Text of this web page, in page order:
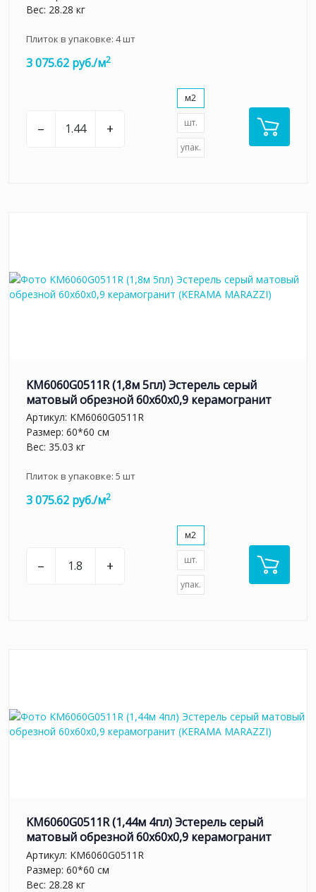
Вес: 28.28 кг
Плиток в упаковке: 4шт
3 075.62 руб./м2
– +
м2
шт.
упак.
KM6060G0511R (1,8м 5пл) Эстерель серый
матовый обрезной 60x60x0,9 керамогранит
Артикул: KM6060G0511R
Размер: 60*60 см
Вес: 35.03 кг
Плиток в упаковке: 5 шт
3 075.62 руб./м2
– +
м2
шт.
упак.
KM6060G0511R (1,44м 4пл) Эстерель серый
матовый обрезной 60x60x0,9 керамогранит
Артикул: KM6060G0511R
Размер: 60*60 см
Вес: 28.28 кг